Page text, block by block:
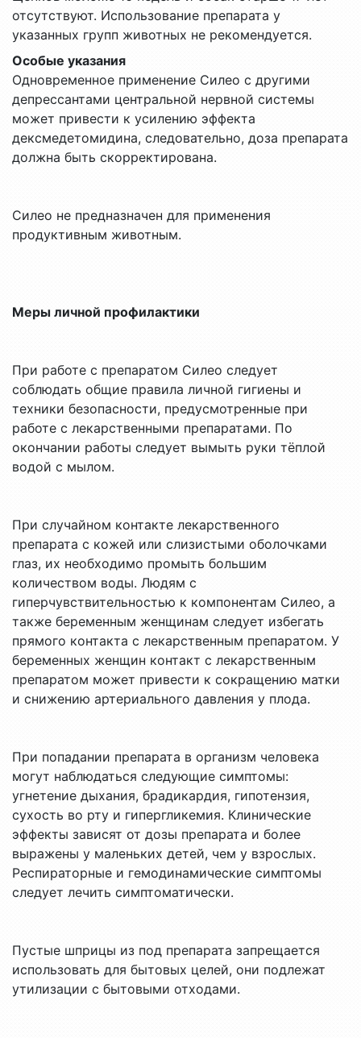
отсутствуют. Использование препарата у
указанных групп животных не рекомендуется.
Особые указания
Одновременное применение Силео с другими
депрессантами центральной нервной системы
может привести к усилению эффекта
дексмедетомидина, следовательно, доза препарата
должна быть скорректирована.
Силео не предназначен для применения
продуктивным животным.
Меры личной профилактики
При работе с препаратом Силео следует
соблюдать общие правила личной гигиены и
техники безопасности, предусмотренные при
работе с лекарственными препаратами. По
окончании работы следует вымыть руки тёплой
водой с мылом.
При случайном контакте лекарственного
препарата с кожей или слизистыми оболочками
глаз, их необходимо промыть большим
количеством воды. Людям с
гиперчувствительностью к компонентам Силео, а
также беременным женщинам следует избегать
прямого контакта с лекарственным препаратом. У
беременных женщин контакт с лекарственным
препаратом может привести к сокращению матки
и снижению артериального давления у плода.
При попадании препарата в организм человека
могут наблюдаться следующие симптомы:
угнетение дыхания, брадикардия, гипотензия,
сухость во рту и гипергликемия. Клинические
эффекты зависят от дозы препарата и более
выражены у маленьких детей, чем у взрослых.
Респираторные и гемодинамические симптомы
следует лечить симптоматически.
Пустые шприцы из под препарата запрещается
использовать для бытовых целей, они подлежат
утилизации с бытовыми отходами.